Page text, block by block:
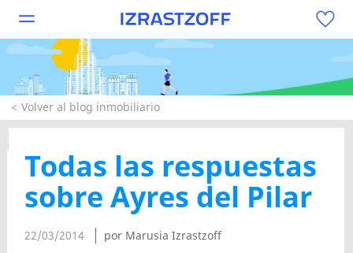
Volver al blog inmobiliario
Todas las respuestas
sobre Ayres del Pilar
22/03/2014 por Marusia Izrastzoff